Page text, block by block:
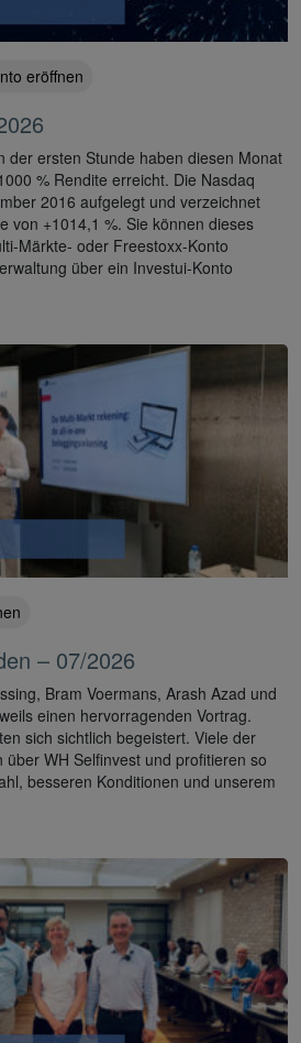
eröffnen
der ersten Stunde haben diesen Monat
% Rendite erreicht. Die Nasdaq
2016 aufgelegt und verzeichnet
von +1014,1 %. Sie können dieses
Märkte- oder Freestoxx-Konto
über ein Investui-Konto
– 07/2026
Bram Voermans, Arash Azad und
einen hervorragenden Vortrag.
sich sichtlich begeistert. Viele der
WH Selfinvest und profitieren so
besseren Konditionen und unserem